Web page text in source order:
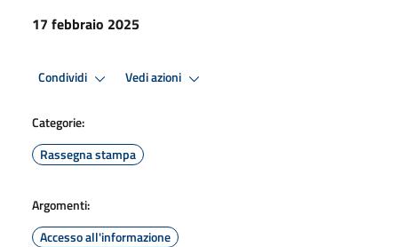
17 febbraio 2025
Condividi Vedi azioni
Categorie:
Rassegna stampa
Argomenti:
Accesso all'informazione